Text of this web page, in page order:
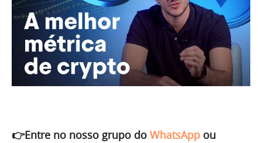
👉Entre no nosso grupo do WhatsApp ou